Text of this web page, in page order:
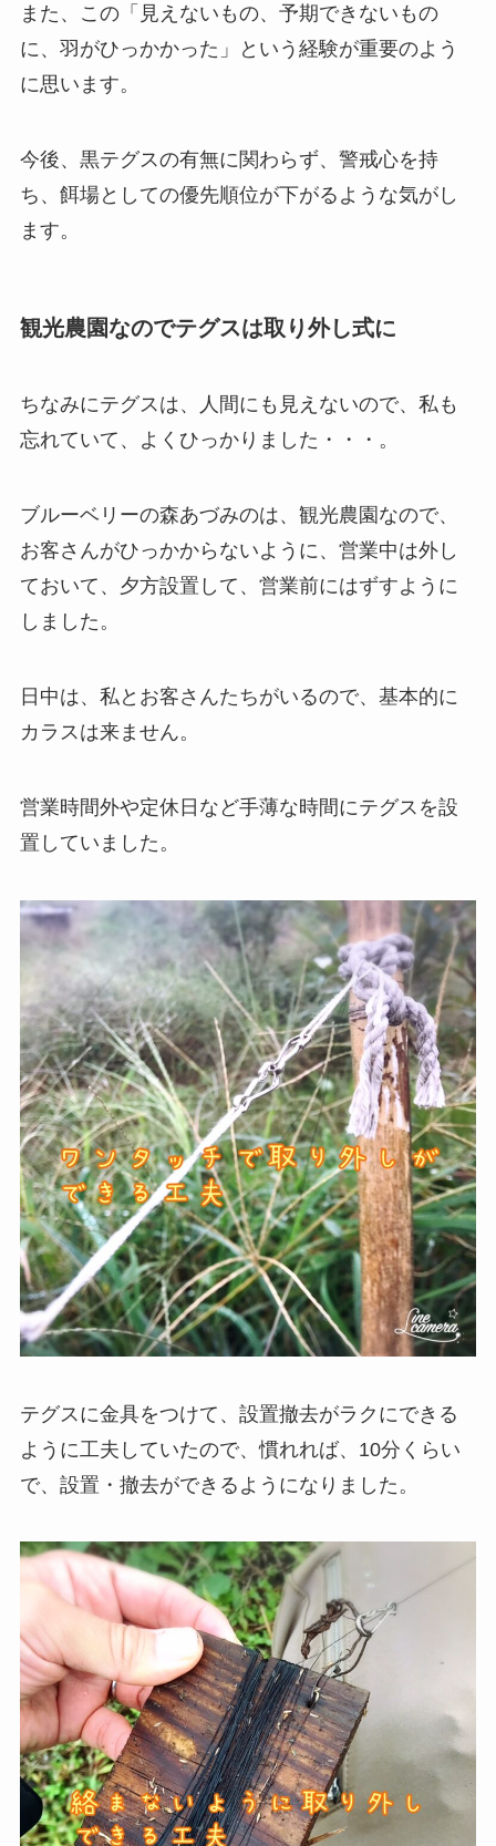
また、この「見えないもの、予期できないもの
に、羽がひっかかった」という経験が重要のよう
に思います。
今後、黒テグスの有無に関わらず、警戒心を持
ち、餌場としての優先順位が下がるような気がし
ます。
観光農園なのでテグスは取り外し式に
ちなみにテグスは、人間にも見えないので、私も
忘れていて、よくひっかりました・・・。
ブルーベリーの森あづみのは、観光農園なので、
お客さんがひっかからないように、営業中は外し
ておいて、夕方設置して、営業前にはずすように
しました。
日中は、私とお客さんたちがいるので、基本的に
カラスは来ません。
営業時間外や定休日など手薄な時間にテグスを設
置していました。
テグスに金具をつけて、設置撤去がラクにできる
ように工夫していたので、慣れれば、10分くらい
で、設置・撤去ができるようになりました。